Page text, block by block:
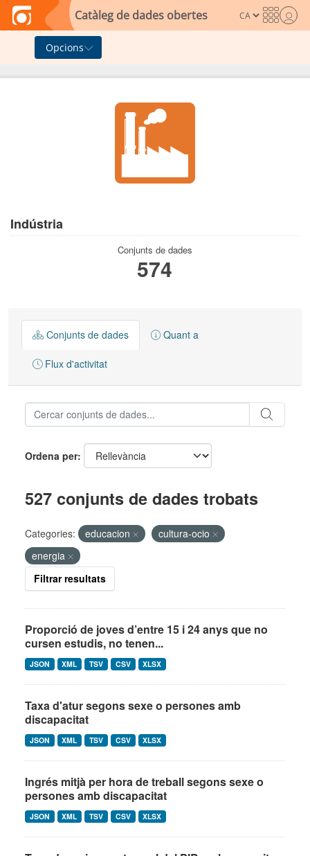
Skip to main content
Catàleg de dades obertes
Opcions
Indústria
Conjunts de dades
574
Conjunts de dades Quant a
Flux d'activitat
Ordena per
527 conjunts de dades trobats
Categories: educacion
cultura-ocio
energia
Filtrar resultats
Proporció de joves d’entre 15 i 24 anys que no
cursen estudis, no tenen...
JSON XML TSV CSV XLSX
Taxa d'atur segons sexe o persones amb
discapacitat
JSON XML TSV CSV XLSX
Ingrés mitjà per hora de treball segons sexe o
persones amb discapacitat
JSON XML TSV CSV XLSX